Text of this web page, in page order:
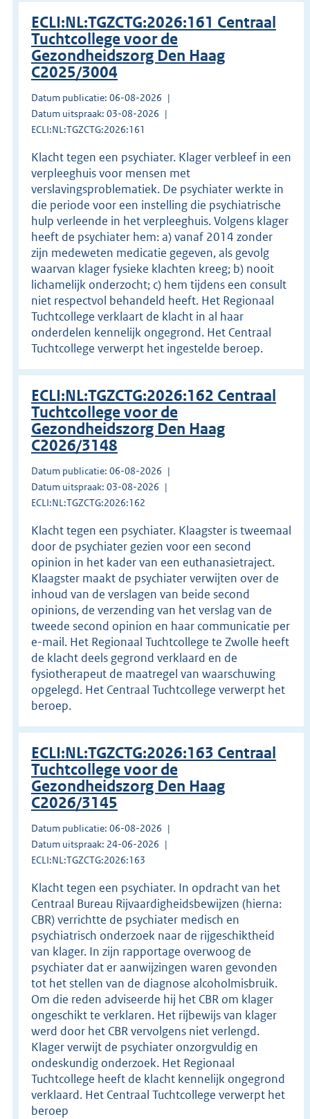
ECLI:NL:TGZCTG:2026:161 Centraal
Tuchtcollege voor de
Gezondheidszorg Den Haag
C2025/3004
Datum publicatie: 06-08-2026
Datum uitspraak: 03-08-2026
ECLI:NL:TGZCTG:2026:161
Klacht tegen een psychiater. Klager verbleef in een
verpleeghuis voor mensen met
verslavingsproblematiek. De psychiater werkte in
die periode voor een instelling die psychiatrische
hulp verleende in het verpleeghuis. Volgens klager
heeft de psychiater hem: a) vanaf 2014 zonder
zijn medeweten medicatie gegeven, als gevolg
waarvan klager fysieke klachten kreeg; b) nooit
lichamelijk onderzocht; c) hem tijdens een consult
niet respectvol behandeld heeft. Het Regionaal
Tuchtcollege verklaart de klacht in al haar
onderdelen kennelijk ongegrond. Het Centraal
Tuchtcollege verwerpt het ingestelde beroep.
ECLI:NL:TGZCTG:2026:162 Centraal
Tuchtcollege voor de
Gezondheidszorg Den Haag
C2026/3148
Datum publicatie: 06-08-2026
Datum uitspraak: 03-08-2026
ECLI:NL:TGZCTG:2026:162
Klacht tegen een psychiater. Klaagster is tweemaal
door de psychiater gezien voor een second
opinion in het kader van een euthanasietraject.
Klaagster maakt de psychiater verwijten over de
inhoud van de verslagen van beide second
opinions, de verzending van het verslag van de
tweede second opinion en haar communicatie per
e-mail. Het Regionaal Tuchtcollege te Zwolle heeft
de klacht deels gegrond verklaard en de
fysiotherapeut de maatregel van waarschuwing
opgelegd. Het Centraal Tuchtcollege verwerpt het
beroep.
ECLI:NL:TGZCTG:2026:163 Centraal
Tuchtcollege voor de
Gezondheidszorg Den Haag
C2026/3145
Datum publicatie: 06-08-2026
Datum uitspraak: 24-06-2026
ECLI:NL:TGZCTG:2026:163
Klacht tegen een psychiater. In opdracht van het
Centraal Bureau Rijvaardigheidsbewijzen (hierna:
CBR) verrichtte de psychiater medisch en
psychiatrisch onderzoek naar de rijgeschiktheid
van klager. In zijn rapportage overwoog de
psychiater dat er aanwijzingen waren gevonden
tot het stellen van de diagnose alcoholmisbruik.
Om die reden adviseerde hij het CBR om klager
ongeschikt te verklaren. Het rijbewijs van klager
werd door het CBR vervolgens niet verlengd.
Klager verwijt de psychiater onzorgvuldig en
ondeskundig onderzoek. Het Regionaal
Tuchtcollege heeft de klacht kennelijk ongegrond
verklaard. Het Centraal Tuchtcollege verwerpt het
beroep